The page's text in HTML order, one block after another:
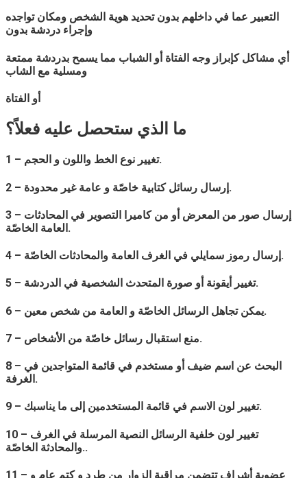
التعبير عما في داخلهم بدون تحديد هوية الشخص ومكان تواجده
وإجراء دردشة بدون
أي مشاكل كإبراز وجه الفتاة أو الشباب مما يسمح بدردشة ممتعة
ومسلية مع الشاب
أو الفتاة
ما الذي ستحصل عليه فعلاً؟
1 – تغيير نوع الخط واللون و الحجم.
2 – إرسال رسائل كتابية خاصّة و عامة غير محدودة.
3 – إرسال صور من المعرض أو من كاميرا التصوير في المحادثات
العامة الخاصّة.
4 – إرسال رموز سمايلي في الغرف العامة والمحادثات الخاصّة.
5 – تغيير أيقونة أو صورة المتحدث الشخصية في الدردشة.
6 – يمكن تجاهل الرسائل الخاصّة و العامة من شخص معين.
7 – منع استقبال رسائل خاصّة من الأشخاص.
8 – البحث عن اسم ضيف أو مستخدم في قائمة المتواجدين في
الغرفة.
9 – تغيير لون الاسم في قائمة المستخدمين إلى ما يناسبك.
10 – تغيير لون خلفية الرسائل النصية المرسلة في الغرف
والمحادثة الخاصّة..
11 – عضوية أشراف تتضمن مراقبة الزوار من طرد و كتم عام و